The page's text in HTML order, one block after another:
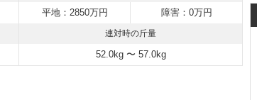
平地：2850万円 障害：0万円
連対時の斤量
52.0kg 〜 57.0kg